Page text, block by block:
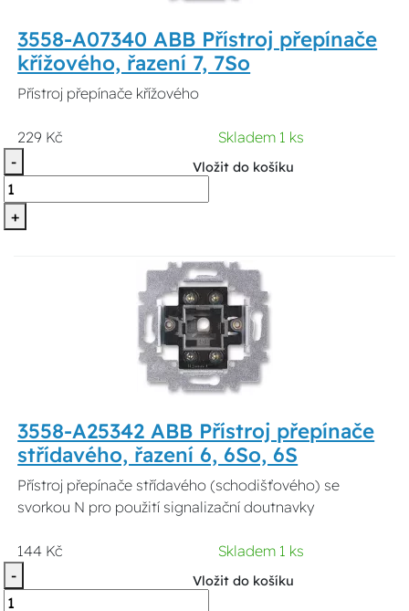
3558-A07340 ABB Přístroj přepínače
křížového, řazení 7, 7So
Přístroj přepínače křížového
229 Kč
Skladem 1 ks
-
+
Vložit do košíku
3558-A25342 ABB Přístroj přepínače
střídavého, řazení 6, 6So, 6S
Přístroj přepínače střídavého (schodišťového) se
svorkou N pro použití signalizační doutnavky
144 Kč
Skladem 1 ks
-
Vložit do košíku